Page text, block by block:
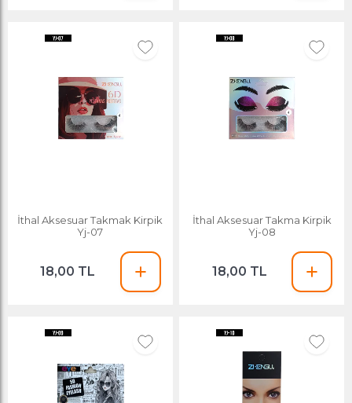
İthal Aksesuar Takmak Kirpik
Yj-07
18,00 TL
İthal Aksesuar Takma Kirpik
Yj-08
18,00 TL